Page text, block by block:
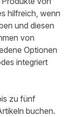
hilfreich, wenn
und diesen
von
Optionen
integriert
zu fünf
buchen.